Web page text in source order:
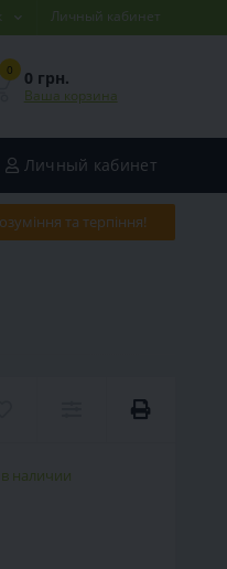
Личный кабинет
0 0 грн.
Ваша корзина
Личный кабинет
та терпіння!
в наличии